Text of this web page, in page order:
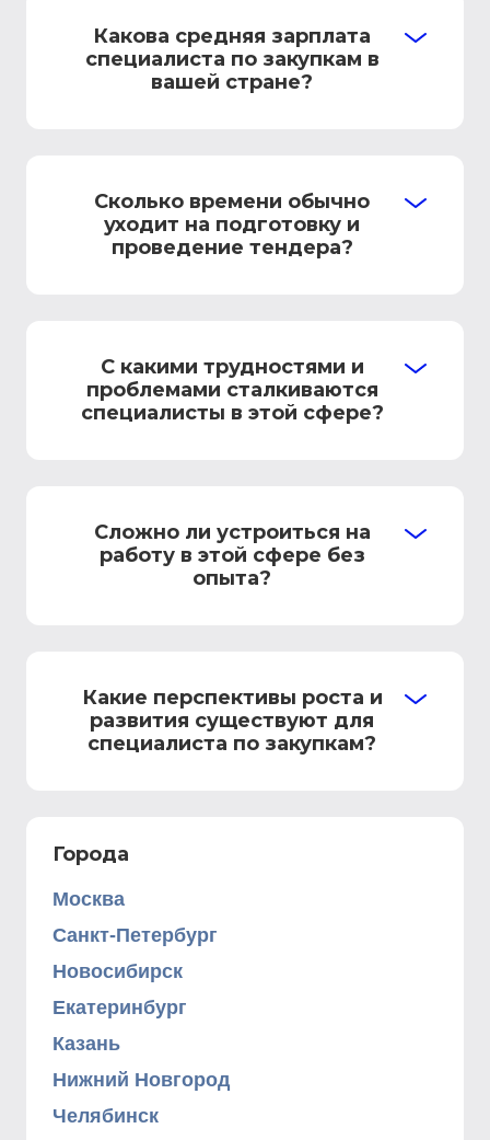
Какова средняя зарплата
специалиста по закупкам в
вашей стране?
Сколько времени обычно
уходит на подготовку и
проведение тендера?
С какими трудностями и
проблемами сталкиваются
специалисты в этой сфере?
Сложно ли устроиться на
работу в этой сфере без
опыта?
Какие перспективы роста и
развития существуют для
специалиста по закупкам?
Города
Москва
Санкт-Петербург
Новосибирск
Екатеринбург
Казань
Нижний Новгород
Челябинск